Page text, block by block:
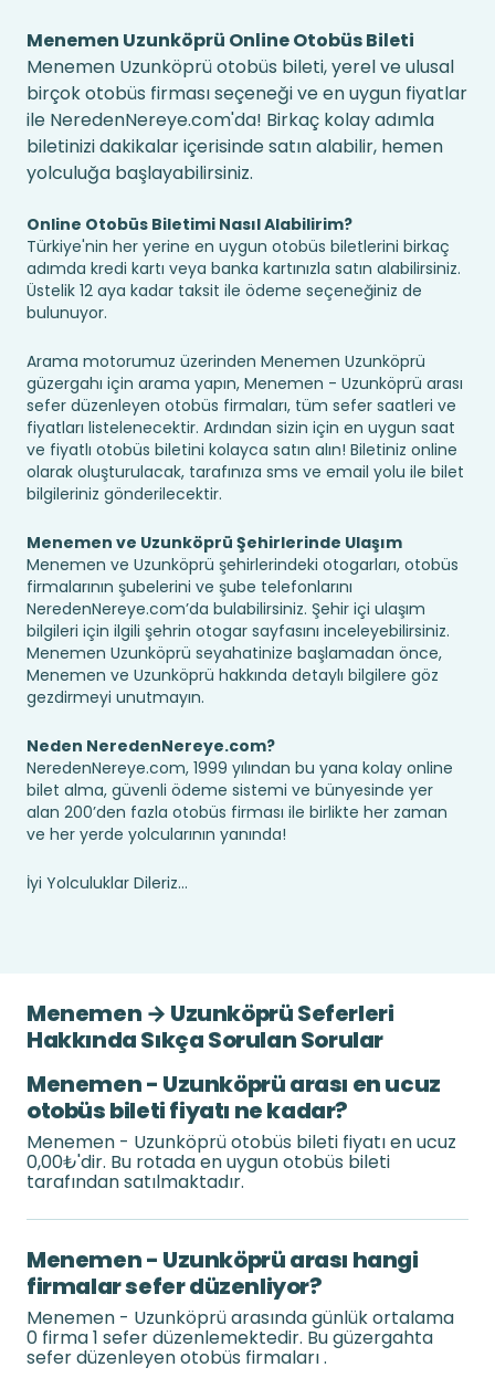
Menemen Uzunköprü Online Otobüs Bileti
Menemen Uzunköprü otobüs bileti, yerel ve ulusal
birçok otobüs firması seçeneği ve en uygun fiyatlar
ile NeredenNereye.com'da! Birkaç kolay adımla
biletinizi dakikalar içerisinde satın alabilir, hemen
yolculuğa başlayabilirsiniz.
Online Otobüs Biletimi Nasıl Alabilirim?
Türkiye'nin her yerine en uygun otobüs biletlerini birkaç
adımda kredi kartı veya banka kartınızla satın alabilirsiniz.
Üstelik 12 aya kadar taksit ile ödeme seçeneğiniz de
bulunuyor.
Arama motorumuz üzerinden Menemen Uzunköprü
güzergahı için arama yapın, Menemen - Uzunköprü arası
sefer düzenleyen otobüs firmaları, tüm sefer saatleri ve
fiyatları listelenecektir. Ardından sizin için en uygun saat
ve fiyatlı otobüs biletini kolayca satın alın! Biletiniz online
olarak oluşturulacak, tarafınıza sms ve email yolu ile bilet
bilgileriniz gönderilecektir.
Menemen ve Uzunköprü Şehirlerinde Ulaşım
Menemen ve Uzunköprü şehirlerindeki otogarları, otobüs
firmalarının şubelerini ve şube telefonlarını
NeredenNereye.com’da bulabilirsiniz. Şehir içi ulaşım
bilgileri için ilgili şehrin otogar sayfasını inceleyebilirsiniz.
Menemen Uzunköprü seyahatinize başlamadan önce,
Menemen ve Uzunköprü hakkında detaylı bilgilere göz
gezdirmeyi unutmayın.
Neden NeredenNereye.com?
NeredenNereye.com, 1999 yılından bu yana kolay online
bilet alma, güvenli ödeme sistemi ve bünyesinde yer
alan 200’den fazla otobüs firması ile birlikte her zaman
ve her yerde yolcularının yanında!
İyi Yolculuklar Dileriz...
Menemen → Uzunköprü Seferleri
Hakkında Sıkça Sorulan Sorular
Menemen - Uzunköprü arası en ucuz
otobüs bileti fiyatı ne kadar?
Menemen - Uzunköprü otobüs bileti fiyatı en ucuz
0,00₺'dir. Bu rotada en uygun otobüs bileti
tarafından satılmaktadır.
Menemen - Uzunköprü arası hangi
firmalar sefer düzenliyor?
Menemen - Uzunköprü arasında günlük ortalama
0 firma 1 sefer düzenlemektedir. Bu güzergahta
sefer düzenleyen otobüs firmaları .